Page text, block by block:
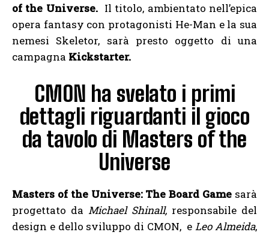
of the Universe.Il titolo, ambientato nell’epica
opera fantasy con protagonisti He-Man e la sua
nemesi Skeletor, sarà presto oggetto di una
campagna Kickstarter.
CMON ha svelato i primi
dettagli riguardanti il gioco
da tavolo di Masters of the
Universe
Masters of the Universe: The Board Game sarà
progettato da Michael Shinall, responsabile del
design e dello sviluppo di CMON, eLeo Almeida,